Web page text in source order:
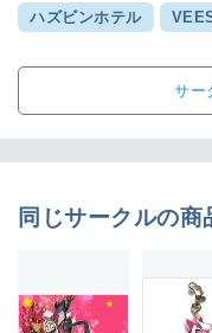
ハズビンホテル
サー
同じサークルの商